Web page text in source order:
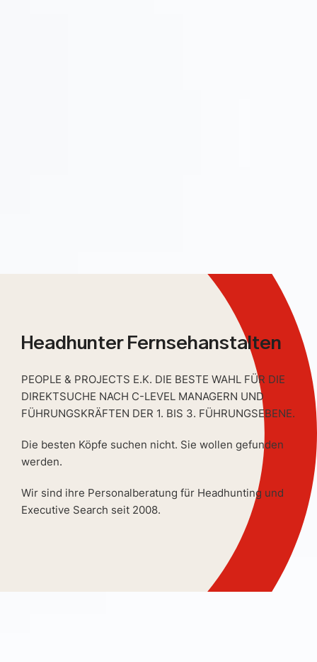
Headhunter Fernsehanstalten
PEOPLE & PROJECTS E.K. DIE BESTE WAHL FÜR DIE
DIREKTSUCHE NACH C-LEVEL MANAGERN UND
FÜHRUNGSKRÄFTEN DER 1. BIS 3. FÜHRUNGSEBENE.
Die besten Köpfe suchen nicht. Sie wollen gefunden
werden.
Wir sind ihre Personalberatung für Headhunting und
Executive Search seit 2008.